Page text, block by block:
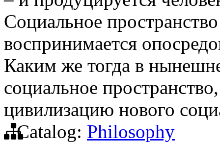
Социальное
воспринимается
Каким же тогда в
социальное
цивилизацию нового
Catalog: Philosophy